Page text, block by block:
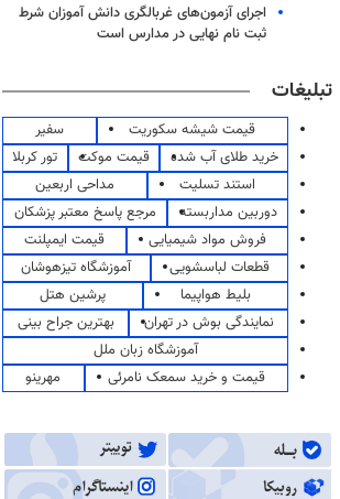
اجرای آزمون‌های غربالگری دانش آموزان شرط
ثبت نام نهایی در مدارس است
تبلیغات
قیمت شیشه سکوریت
سفیر
خرید طلای آب شده
قیمت موکت
تور کربلا
استند تسلیت
مداحی اربعین
دوربین مداربسته
مرجع پاسخ معتبر پزشکان
فروش مواد شیمیایی
قیمت ایمپلنت
قطعات لباسشویی
آموزشگاه تیزهوشان
بلیط هواپیما
پرشین هتل
نمایندگی بوش در تهران
بهترین جراح بینی
آموزشگاه زبان ملل
قیمت و خرید سمعک نامرئی
مهرینو